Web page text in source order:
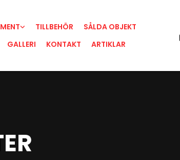
TILLBEHÖR
SÅLDA OBJEKT
GALLERI KONTAKT ARTIKLAR